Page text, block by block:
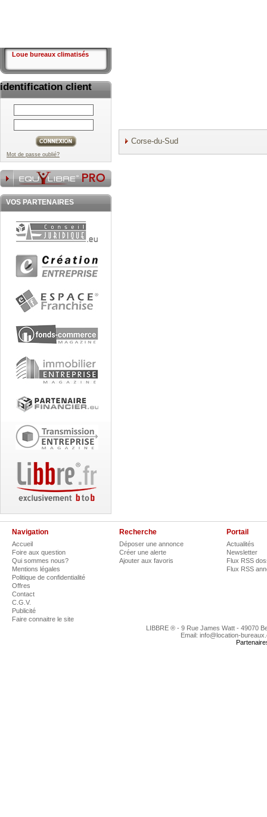
Loue bureaux climatisés
identification client
Mot de passe oublié?
VOS PARTENAIRES
Corse-du-Sud
Navigation
Accueil
Foire aux question
Qui sommes nous?
Mentions légales
Politique de confidentialité
Offres
Contact
C.G.V.
Publicité
Faire connaitre le site
Recherche
Déposer une annonce
Créer une alerte
Ajouter aux favoris
Portail
Actualités
Newsletter
Flux RSS
Flux RSS
LIBBRE ® - 9 Rue James Watt - 49070
Email: info@location-